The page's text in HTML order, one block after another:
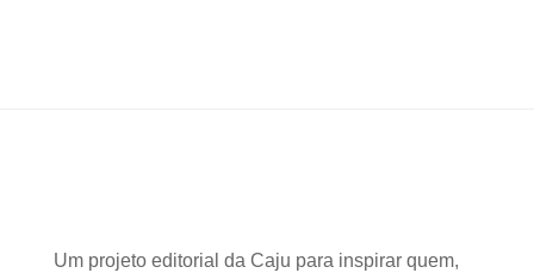
Um projeto editorial da Caju para inspirar quem,